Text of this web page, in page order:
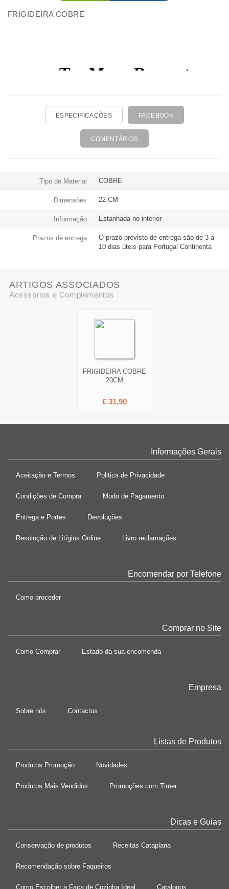
FRIGIDEIRA COBRE
ESPECIFICAÇÕES FACEBOOK
COMENTÁRIOS
Tipo de Material COBRE
Dimensões 22 CM
Informação Estanhada no interior
Prazos de entrega
O prazo previsto de entrega são de 3 a
10 dias úteis para Portugal Continenta
ARTIGOS ASSOCIADOS
Acessórios e Complementos
FRIGIDEIRA COBRE
20CM
€ 31,90
Informações Gerais
Aceitação e Termos Politica de Privacidade
Condições de Compra Modo de Pagamento
Entrega e Portes Devoluções
Resolução de Litígios Online Livro reclamações
Encomendar por Telefone
Como proceder
Comprar no Site
Como Comprar Estado da sua encomenda
Empresa
Sobre nós Contactos
Listas de Produtos
Produtos Promoção Novidades
Produtos Mais Vendidos Promoções com Timer
Dicas e Guias
Conservação de produtos Receitas Cataplana
Recomendação sobre Faqueiros
Como Escolher a Faca de Cozinha Ideal Catalogos